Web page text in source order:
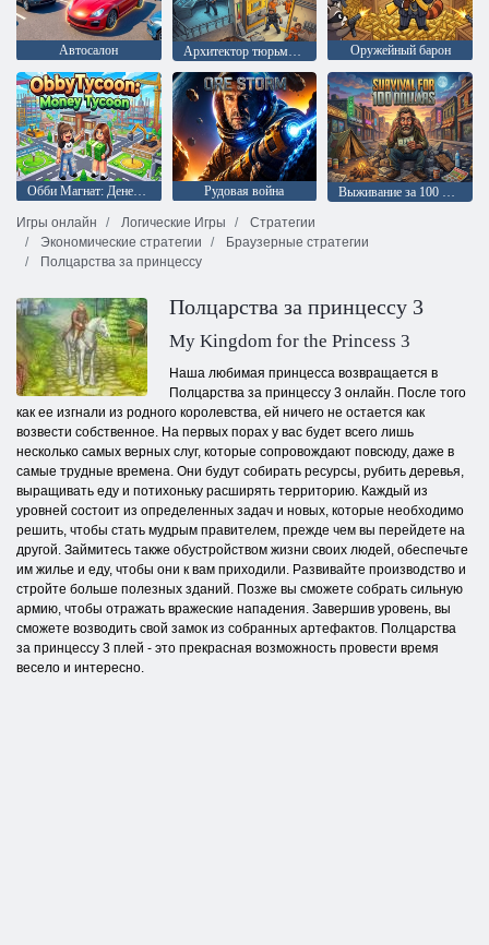
Автосалон Архитектор тюрьмы: Тайный побег из клетки Оружейный барон
Обби Магнат: Денежный магнат Рудовая война
Выживание за 100 долларов
Игры онлайн
Логические Игры
Стратегии
Экономические стратегии
Браузерные стратегии
Полцарства за принцессу
Полцарства за принцессу 3
My Kingdom for the Princess 3
Наша любимая принцесса возвращается в
Полцарства за принцессу 3 онлайн. После того
как ее изгнали из родного королевства, ей ничего не остается как
возвести собственное. На первых порах у вас будет всего лишь
несколько самых верных слуг, которые сопровождают повсюду, даже в
самые трудные времена. Они будут собирать ресурсы, рубить деревья,
выращивать еду и потихоньку расширять территорию. Каждый из
уровней состоит из определенных задач и новых, которые необходимо
решить, чтобы стать мудрым правителем, прежде чем вы перейдете на
другой. Займитесь также обустройством жизни своих людей, обеспечьте
им жилье и еду, чтобы они к вам приходили. Развивайте производство и
стройте больше полезных зданий. Позже вы сможете собрать сильную
армию, чтобы отражать вражеские нападения. Завершив уровень, вы
сможете возводить свой замок из собранных артефактов. Полцарства
за принцессу 3 плей - это прекрасная возможность провести время
весело и интересно.